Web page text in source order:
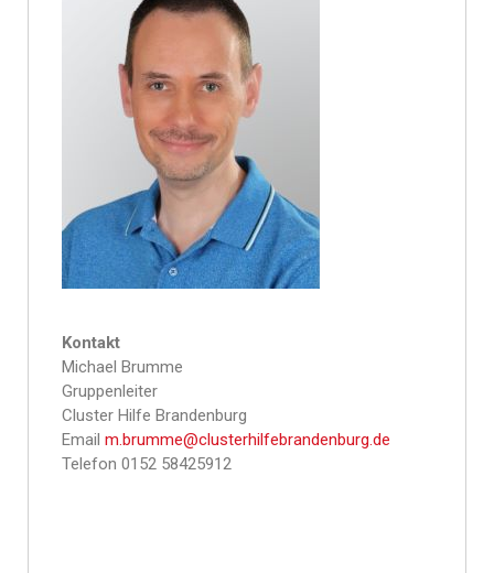
Kontakt
Michael Brumme
Gruppenleiter
Cluster Hilfe Brandenburg
Email m.brumme@clusterhilfebrandenburg.de
Telefon 0152 58425912